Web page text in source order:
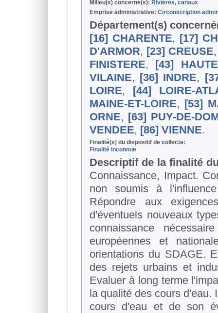
Milieu(x) concerné(s): Rivières, canaux
Emprise administrative: Circonscription
Département(s)
[16] CHARENTE, [17]
D'ARMOR, [23] CREUSE
FINISTERE, [43]
VILAINE, [36] INDRE,
LOIRE, [44] LOIRE-
MAINE-ET-LOIRE, [53]
ORNE, [63] PUY-DE-
VENDEE, [86] VIENNE.
Finalité(s) du dispositif de collecte:
Finalité inconnue
Descriptif de la finalité
Connaissance, Impact. Connaître la qualité des cours d'eau et des canaux
non soumis à
Répondre aux
d'éventuels nouveaux
connaissance
européennes et
orientations du SDAGE.
des rejets urbains et
Evaluer à long terme
la qualité des cours d'eau.
cours d'eau et de son